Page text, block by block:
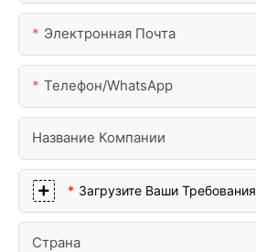
Электронная Почта
Телефон/WhatsApp
Название Компании
Загрузите Ваши Требования
Страна